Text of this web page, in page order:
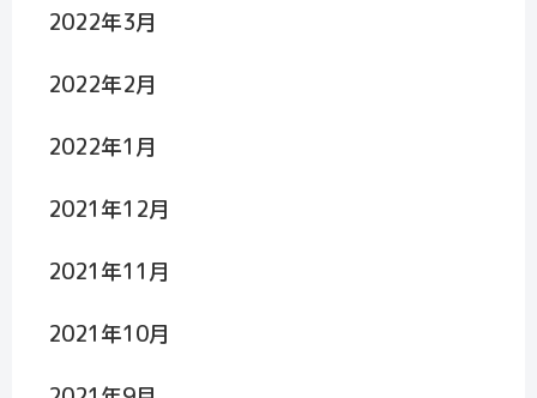
2022年3月
2022年2月
2022年1月
2021年12月
2021年11月
2021年10月